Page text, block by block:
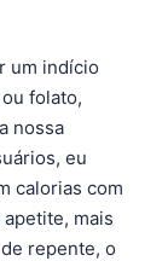
um indício
folato,
nossa
eu
calorias com
mais
repente, o